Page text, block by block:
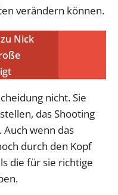
verändern können.
Nick
nicht. Sie
das Shooting
Auch wenn das
durch den Kopf
die für sie richtige